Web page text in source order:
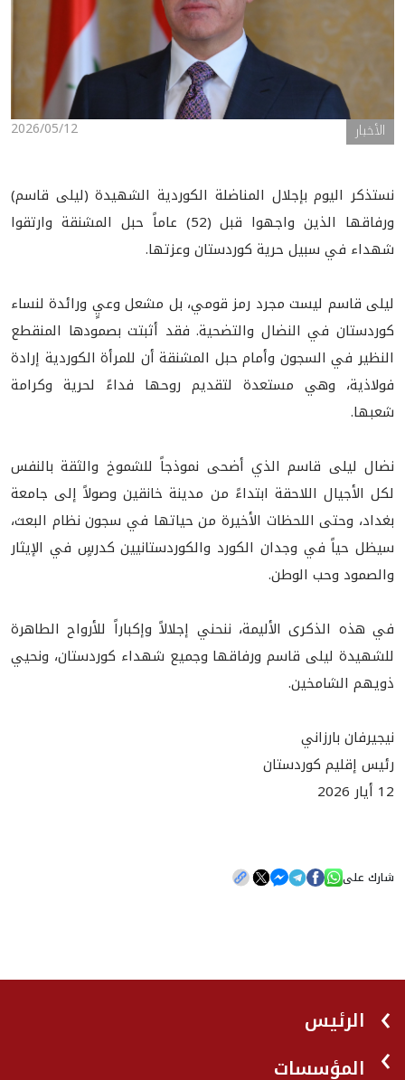
2026/05/12 الأخبار
نستذكر اليوم بإجلال المناضلة الكوردية الشهيدة (ليلى قاسم)
ورفاقها الذين واجهوا قبل (52) عاماً حبل المشنقة وارتقوا
شهداء في سبيل حرية كوردستان وعزتها.
ليلى قاسم ليست مجرد رمز قومي، بل مشعل وعيٍ ورائدة لنساء
كوردستان في النضال والتضحية. فقد أثبتت بصمودها المنقطع
النظير في السجون وأمام حبل المشنقة أن للمرأة الكوردية إرادة
فولاذية، وهي مستعدة لتقديم روحها فداءً لحرية وكرامة
شعبها.
نضال ليلى قاسم الذي أضحى نموذجاً للشموخ والثقة بالنفس
لكل الأجيال اللاحقة ابتداءً من مدينة خانقين وصولاً إلى جامعة
بغداد، وحتى اللحظات الأخيرة من حياتها في سجون نظام البعث،
سيظل حياً في وجدان الكورد والكوردستانيين كدرسٍ في الإيثار
والصمود وحب الوطن.
في هذه الذكرى الأليمة، ننحني إجلالاً وإكباراً للأرواح الطاهرة
للشهيدة ليلى قاسم ورفاقها وجميع شهداء كوردستان، ونحيي
ذويهم الشامخين.
نيجيرفان بارزاني
رئيس إقليم كوردستان
12 أيار 2026
شارك على
الرئيس
المؤسسات